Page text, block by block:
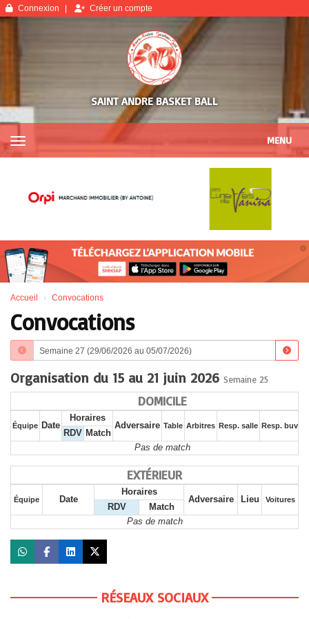
Connexion Créer un compte
SAINT ANDRE BASKET BALL
MENU
Accueil Convocations
Convocations
Organisation du 15 au 21 juin 2026 Semaine 25
DOMICILE
Équipe Date
Horaires
Adversaire Table Arbitres Resp. salle Resp.
RDV Match
Pas de match
EXTÉRIEUR
Équipe Date
Horaires
Adversaire Lieu Voitures
RDV
Match
Pas de match
RÉSEAUX SOCIAUX
Panneau de gestion des cookies